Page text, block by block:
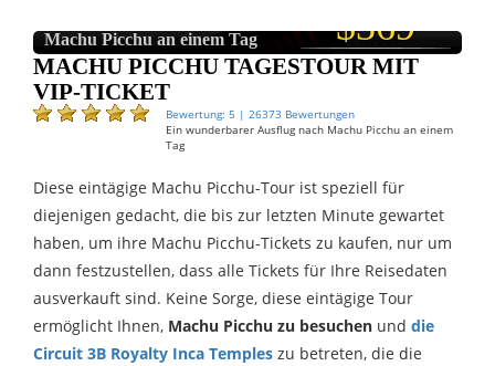
Ausverkauft
Machu Picchu an einem Tag
$369
MACHU PICCHU TAGESTOUR MIT
VIP-TICKET
Bewertung: 5 | 26373 Bewertungen
Ein wunderbarer Ausflug nach Machu Picchu an einem
Tag
Diese eintägige Machu Picchu-Tour ist speziell für
diejenigen gedacht, die bis zur letzten Minute gewartet
haben, um ihre Machu Picchu-Tickets zu kaufen, nur um
dann festzustellen, dass alle Tickets für Ihre Reisedaten
ausverkauft sind. Keine Sorge, diese eintägige Tour
ermöglicht Ihnen, Machu Picchu zu besuchen und die
Circuit 3B Royalty Inca Temples zu betreten, die die